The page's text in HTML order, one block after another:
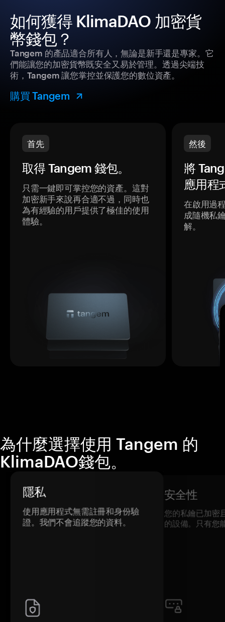
如何獲得 KlimaDAO 加密貨
幣錢包？
Tangem 的產品適合所有人，無論是新手還是專家。它
們能讓您的加密貨幣既安全又易於管理。透過尖端技
術，Tangem 讓您掌控並保護您的數位資產。
購買 Tangem
首先
取得 Tangem 錢包。
只需一鍵即可掌控您的資產。這對
加密新手來說再合適不過，同時也
為有經驗的用戶提供了極佳的使用
體驗。
然後
將
應用程
在啟用過
成隨機私
解。
為什麼選擇使用 Tangem 的
KlimaDAO錢包。
隱私
使用應用程式無需註冊和身份驗
證。我們不會追蹤您的資料。
安全性
您的私鑰已加密
的設備。只有您